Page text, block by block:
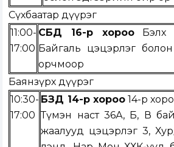
Сүхбаатар дүүрэг
11:00-
17:00
СБД 16-р хороо
Бэлх
Байгаль цэцэрлэг
орчмоор
Баянзүрх дүүрэг
10:30-
17:00
БЗД 14-р хороо 14-р
Түмэн наст 36А, Б, В
жаалууд цэцэрлэг 3,